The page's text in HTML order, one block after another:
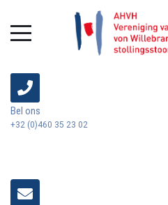
Bel ons
+32 (0)460 35 23 02